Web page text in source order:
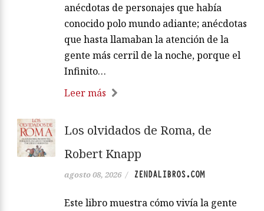
anécdotas de personajes que había
conocido polo mundo adiante; anécdotas
que hasta llamaban la atención de la
gente más cerril de la noche, porque el
Infinito…
Leer más
Los olvidados de Roma, de
Robert Knapp
agosto 08, 2026 / ZENDALIBROS.COM
Este libro muestra cómo vivía la gente